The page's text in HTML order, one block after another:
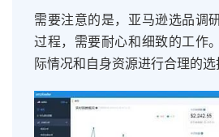
需要注意的是，亚马逊选品调
过程，需要耐心和细致的工作
际情况和自身资源进行合理的选